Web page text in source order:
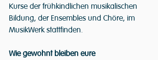
Kurse der frühkindlichen musikalischen
Bildung, der Ensembles und Chöre, im
MusikWerk stattfinden.
Wie gewohnt bleiben eure